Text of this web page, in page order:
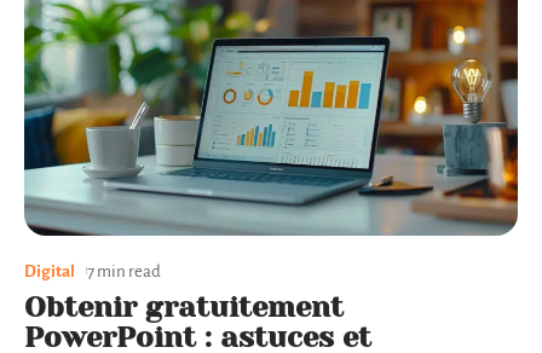
Digital 7 min read
Obtenir gratuitement
PowerPoint : astuces et